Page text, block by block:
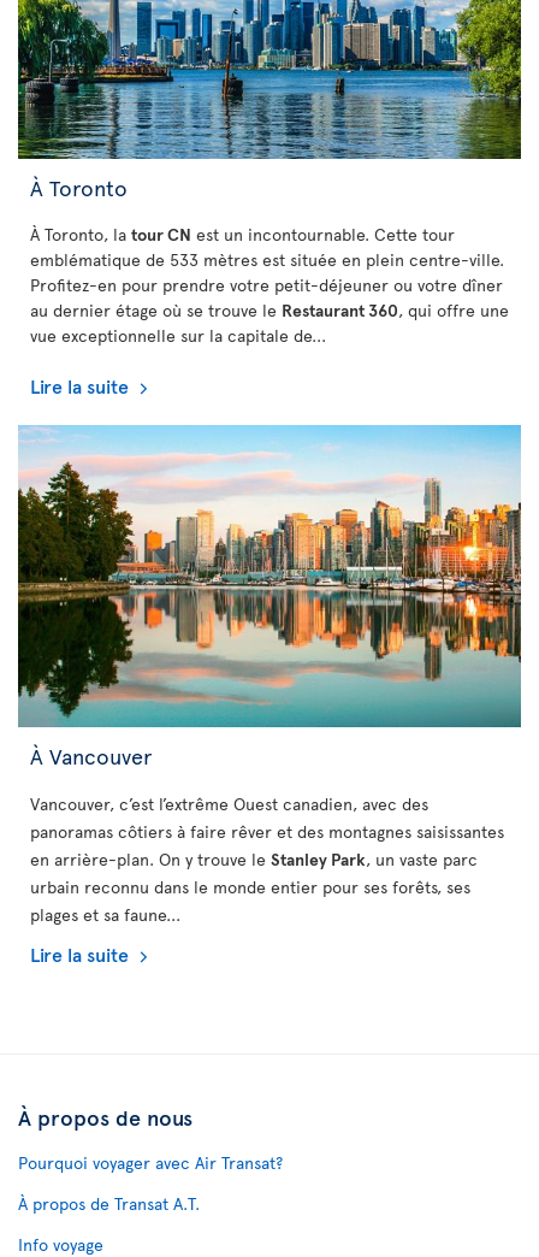
À Toronto
À Toronto, la tour CN est un incontournable. Cette tour
emblématique de 533 mètres est située en plein centre-ville.
Profitez-en pour prendre votre petit-déjeuner ou votre dîner
au dernier étage où se trouve le Restaurant 360, qui offre une
vue exceptionnelle sur la capitale de...
Lire la suite
À Vancouver
Vancouver, c’est l’extrême Ouest canadien, avec des
panoramas côtiers à faire rêver et des montagnes saisissantes
en arrière-plan. On y trouve le Stanley Park, un vaste parc
urbain reconnu dans le monde entier pour ses forêts, ses
plages et sa faune...
Lire la suite
À propos de nous
Pourquoi voyager avec Air Transat?
À propos de Transat A.T.
Info voyage